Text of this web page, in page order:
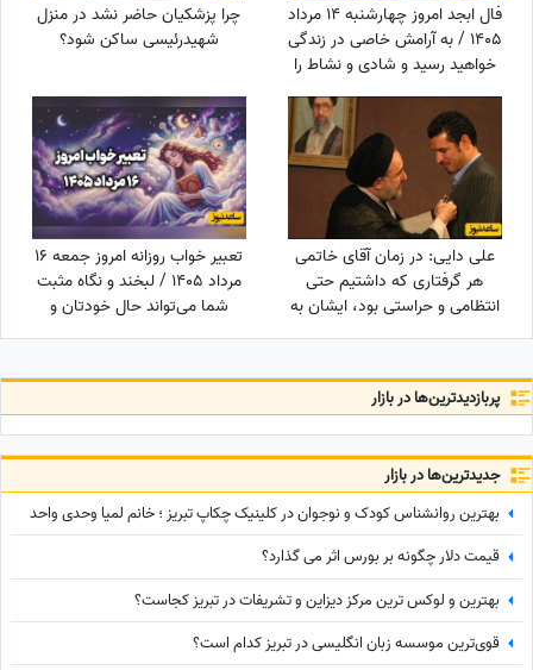
فال ابجد امروز چهارشنبه 14 مرداد
1405 / به آرامش خاصی در زندگی
خواهید رسید و شادی و نشاط را
در آینده به دست می‌آورید
چرا پزشکیان حاضر نشد در منزل
شهیدرئیسی ساکن شود؟
علی دایی: در زمان آقای خاتمی
هر گرفتاری‌ که داشتیم حتی
انتظامی و حراستی بود، ایشان به
راحتی حل می‌کردند درباره پاداش
و...
تعبیر خواب روزانه امروز جمعه 16
مرداد 1405 / لبخند و نگاه مثبت
شما می‌تواند حال خودتان و
اطرافیانتان را بهتر کند
پربازدید‌ترین‌ها در بازار
جدید‌ترین‌ها در بازار
بهترین روانشناس کودک و نوجوان در کلینیک چکاپ تبریز ؛ خانم لمیا وحدی واحد
قیمت دلار چگونه بر بورس اثر می گذارد؟
بهترین و لوکس ترین مرکز دیزاین و تشریفات در تبریز کجاست؟
قوی‌ترین موسسه زبان انگلیسی در تبریز کدام است؟